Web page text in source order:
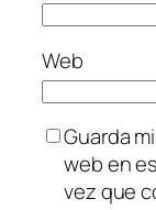
Web
Guarda
web en
vez que